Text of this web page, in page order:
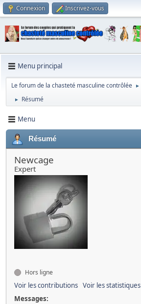
Connexion Inscrivez-vous
Menu principal
Le forum de la chasteté masculine contrôlée ►
► Résumé
Menu
Résumé
Newcage
Expert
Hors ligne
Voir les contributions Voir les statistiques
Messages: